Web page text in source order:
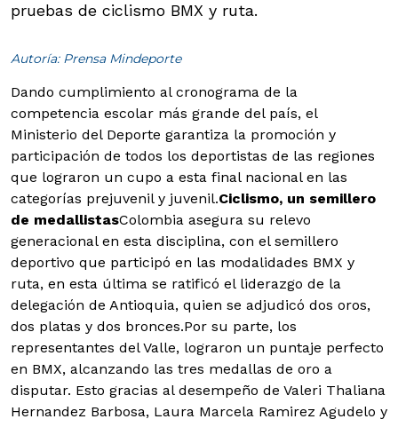
pruebas de ciclismo BMX y ruta.
Autoría: Prensa Mindeporte
Dando cumplimiento al cronograma de la
competencia escolar más grande del país, el
Ministerio del Deporte garantiza la promoción y
participación de todos los deportistas de las regiones
que lograron un cupo a esta final nacional en las
categorías prejuvenil y juvenil.Ciclismo, un semillero
de medallistasColombia asegura su relevo
generacional en esta disciplina, con el semillero
deportivo que participó en las modalidades BMX y
ruta, en esta última se ratificó el liderazgo de la
delegación de Antioquia, quien se adjudicó dos oros,
dos platas y dos bronces.Por su parte, los
representantes del Valle, lograron un puntaje perfecto
en BMX, alcanzando las tres medallas de oro a
disputar. Esto gracias al desempeño de Valeri Thaliana
Hernandez Barbosa, Laura Marcela Ramirez Agudelo y